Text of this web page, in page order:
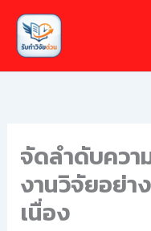
Skip
content
จัดลำดับควา
งานวิจัยอย่า
เนื่อง